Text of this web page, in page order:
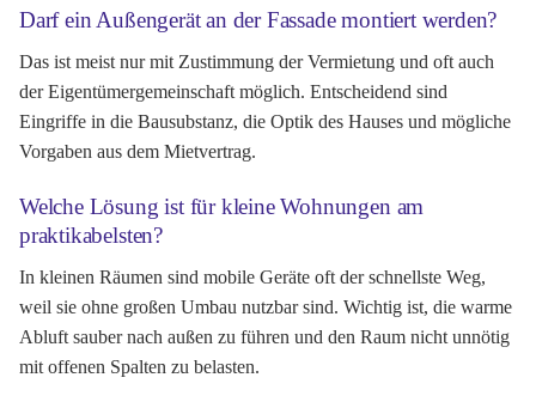
Darf ein Außengerät an der Fassade montiert werden?
Das ist meist nur mit Zustimmung der Vermietung und oft auch
der Eigentümergemeinschaft möglich. Entscheidend sind
Eingriffe in die Bausubstanz, die Optik des Hauses und mögliche
Vorgaben aus dem Mietvertrag.
Welche Lösung ist für kleine Wohnungen am
praktikabelsten?
In kleinen Räumen sind mobile Geräte oft der schnellste Weg,
weil sie ohne großen Umbau nutzbar sind. Wichtig ist, die warme
Abluft sauber nach außen zu führen und den Raum nicht unnötig
mit offenen Spalten zu belasten.